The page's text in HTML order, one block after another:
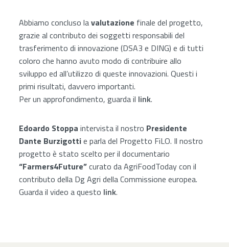
Abbiamo concluso lavalutazione finale del progetto,
grazie al contributo dei soggetti responsabili del
trasferimento di innovazione (DSA3 e DING) e di tutti
coloro che hanno avuto modo di contribuire allo
sviluppo ed all’utilizzo di queste innovazioni. Questi i
primi risultati, davvero importanti.
Per un approfondimento, guarda il link.
Edoardo Stoppa intervista il nostro Presidente
Dante Burzigottie parla del Progetto FiLO. Il nostro
progetto è stato scelto per il documentario
“Farmers4Future”curato da AgriFoodToday con il
contributo della Dg Agri della Commissione europea.
Guarda il video a questo link.